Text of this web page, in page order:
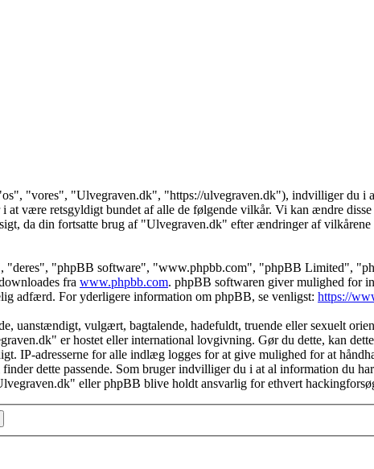
"vores", "Ulvegraven.dk", "https://ulvegraven.dk"), indvilliger du i
være retsgyldigt bundet af alle de følgende vilkår. Vi kan ændre
da din fortsatte brug af "Ulvegraven.dk" efter ændringer af
"deres", "phpBB software", "www.phpbb.com", "phpBB Limited",
fra www.phpbb.com. phpBB softwaren giver mulighed for
adfærd. For yderligere information om phpBB, se venligst: https://
vulgært, bagtalende, hadefuldt, truende eller sexuelt
er hostet eller international lovgivning. Gør du dette, kan
IP-adresserne for alle indlæg logges for at give mulighed for at
dette passende. Som bruger indvilliger du i at al information du
eller phpBB blive holdt ansvarlig for ethvert